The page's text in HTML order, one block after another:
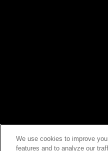
We use cookies to improve
features and to analyze our